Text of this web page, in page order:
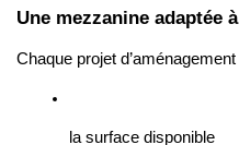
Une mezzanine adaptée
Chaque projet
la surface disponible